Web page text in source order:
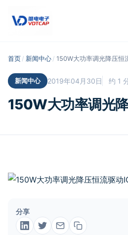
首页 / 新闻中心 / 150W大功率调光降压恒
新闻中心 2019年04月30日 约 1
150W大功率调光
分享